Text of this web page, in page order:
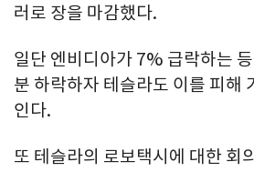
러로 장을 마감했다.
일단 엔비디아가 7% 급락하는
분 하락하자 테슬라도 이를 피해
인다.
또 테슬라의 로보택시에 대한 회